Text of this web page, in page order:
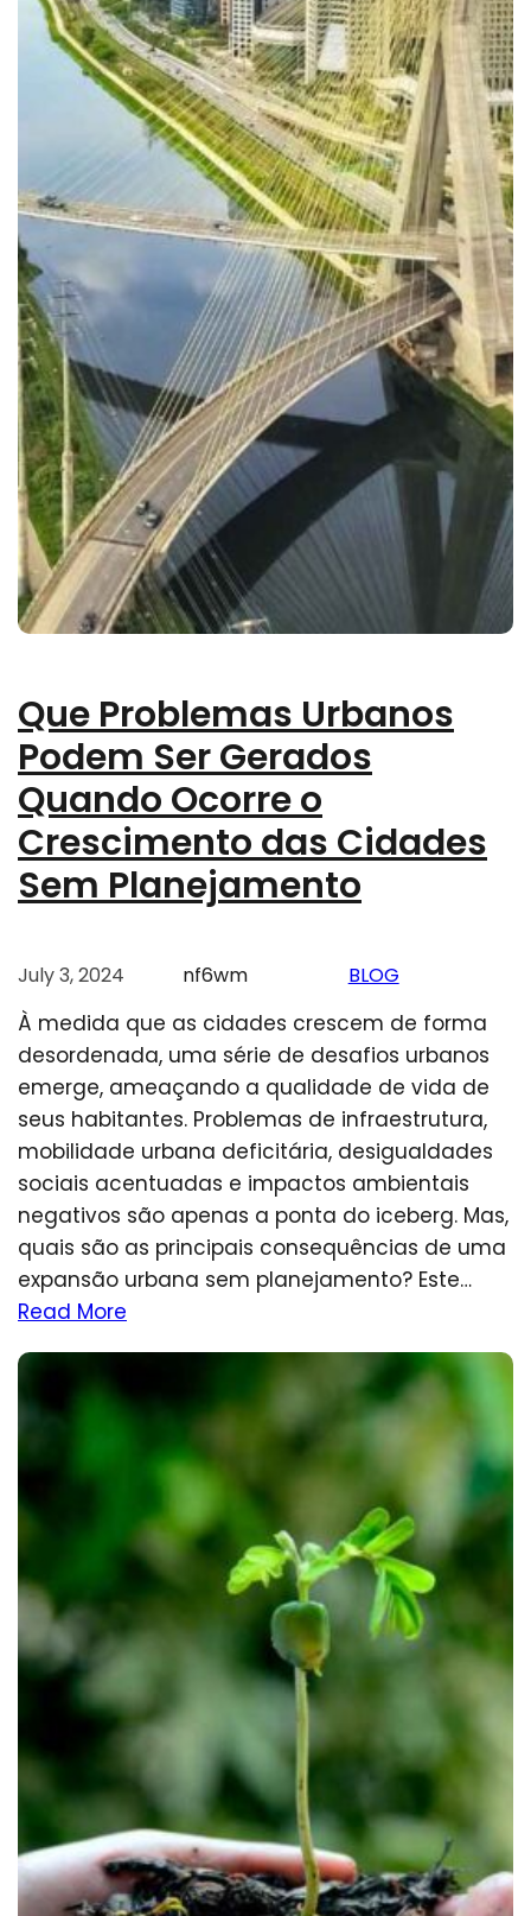
Que Problemas Urbanos
Podem Ser Gerados
Quando Ocorre o
Crescimento das Cidades
Sem Planejamento
July 3, 2024 nf6wm BLOG
À medida que as cidades crescem de forma
desordenada, uma série de desafios urbanos
emerge, ameaçando a qualidade de vida de
seus habitantes. Problemas de infraestrutura,
mobilidade urbana deficitária, desigualdades
sociais acentuadas e impactos ambientais
negativos são apenas a ponta do iceberg. Mas,
quais são as principais consequências de uma
expansão urbana sem planejamento? Este…
Read More